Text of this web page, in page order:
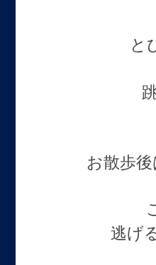
と
お散歩
逃げ